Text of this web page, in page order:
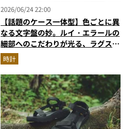
2026/06/24 22:00
【話題のケース一体型】色ごとに異
なる文字盤の妙。ルイ・エラールの
細部へのこだわりが光る、ラグスポ
の新星「2340」
時計